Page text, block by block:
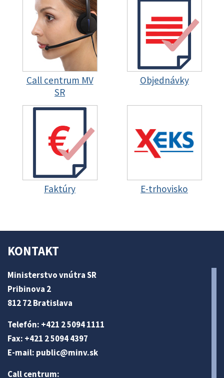
Call centrum MV
SR
Objednávky
Faktúry E-trhovisko
KONTAKT
Ministerstvo vnútra SR
Pribinova 2
812 72 Bratislava
Telefón: +421 2 5094 1111
Fax: +421 2 5094 4397
E-mail: public@minv.sk
Call centrum: